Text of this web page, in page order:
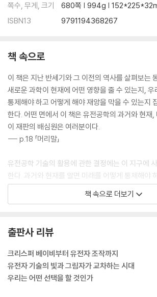
쪽수, 무게, 크기
680쪽 | 994g |
ISBN13
9791194368267
책 속으로
이 책은 지난 반세기와 그 이전의 역사를 살펴보는
새로운 과학이 현재에 어떤 영향을 줄 수 있는지,
통제해야 하고 어떻게 해야 재앙을 막을 수 있는지
한다. 어떤 면에서 이 책은 유전공학의 과거와 현재
이 재판의 배심원은 여러분이다.
--- p.18 「머리말」
유전공학 기술의 활용에 관한 결정에는 이 지구에
한다. 과거와 현재를 알면 미래를 어떻게 통제해야
게 되거나, 적어도 향후 발생할지 모르는 피해를 제
제 여러분도 알게 되겠지만 과학자들 손에만 맡겨
이미 발견한 것을 몰랐던 일로 되돌릴 수는 없다. 마
만들어 낸 것의 영향도 피할 수 없다. 우리가 지금 맞
은 직면하는 수밖에 없고, 맞서려면 그게 무슨 위협
책 속으로 더보기
출판사 리뷰
크리스퍼 베이비부터 유전자 조작까지
유전자 기술의 빛과 그림자가 교차하는 시대
우리는 어떤 선택을 할 것인가